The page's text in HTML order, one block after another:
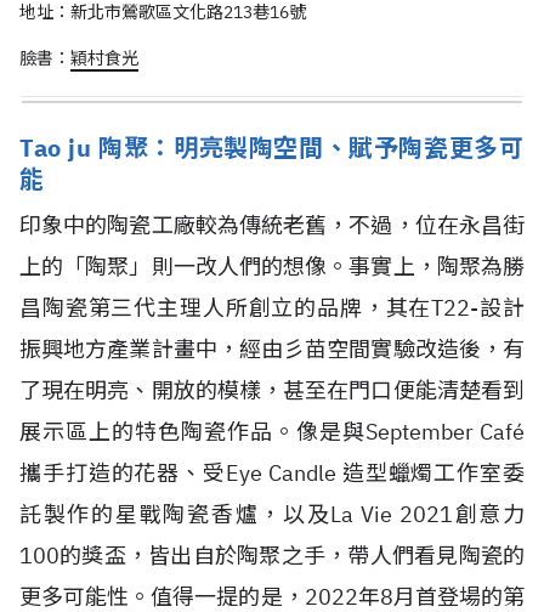
地址：新北市鶯歌區文化路213巷16號
臉書： 穎村食光
Tao ju 陶聚：明亮製陶空間、賦予陶瓷更多可
能
印象中的陶瓷工廠較為傳統老舊，不過，位在永昌街
上的「陶聚」則一改人們的想像。事實上，陶聚為勝
昌陶瓷第三代主理人所創立的品牌，其在T22-設計
振興地方產業計畫中，經由彡苗空間實驗改造後，有
了現在明亮、開放的模樣，甚至在門口便能清楚看到
展示區上的特色陶瓷作品。像是與September Café
攜手打造的花器、受Eye Candle 造型蠟燭工作室委
託製作的星戰陶瓷香爐，以及La Vie 2021創意力
100的獎盃，皆出自於陶聚之手，帶人們看見陶瓷的
更多可能性。值得一提的是，2022年8月首登場的第